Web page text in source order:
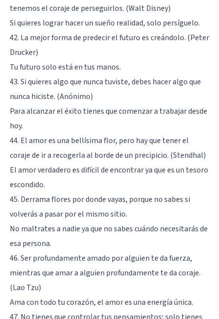
tenemos el coraje de perseguirlos. (Walt Disney)
Si quieres lograr hacer un sueño realidad, solo persíguelo.
42. La mejor forma de predecir el futuro es creándolo. (Peter
Drucker)
Tu futuro solo está en tus manos.
43. Si quieres algo que nunca tuviste, debes hacer algo que
nunca hiciste. (Anónimo)
Para alcanzar el éxito tienes que comenzar a trabajar desde
hoy.
44. El amor es una bellísima flor, pero hay que tener el
coraje de ir a recogerla al borde de un precipicio. (Stendhal)
El amor verdadero es difícil de encontrar ya que es un tesoro
escondido.
45. Derrama flores por donde vayas, porque no sabes si
volverás a pasar por el mismo sitio.
No maltrates a nadie ya que no sabes cuándo necesitarás de
esa persona.
46. Ser profundamente amado por alguien te da fuerza,
mientras que amar a alguien profundamente te da coraje.
(Lao Tzu)
Ama con todo tu corazón, el amor es una energía única.